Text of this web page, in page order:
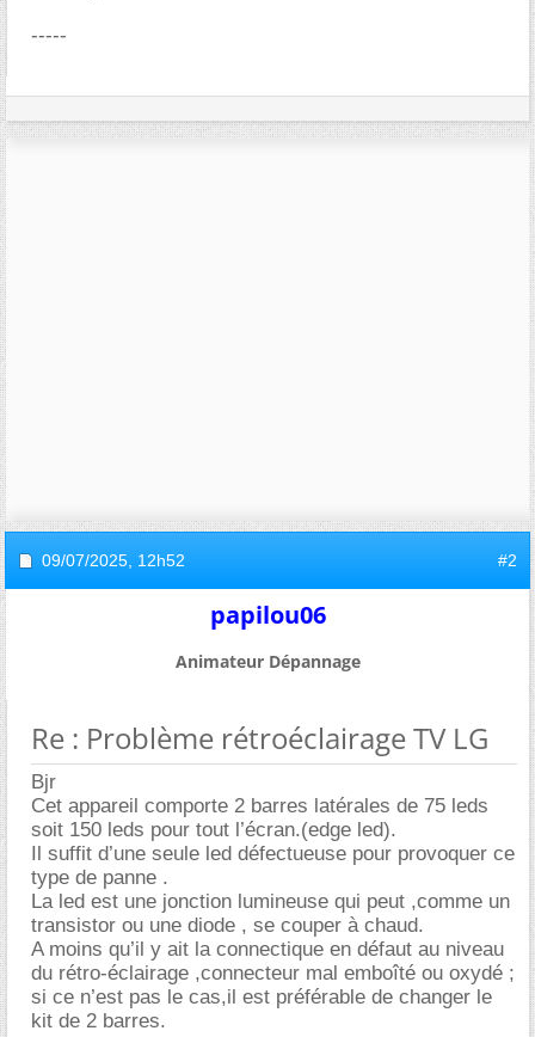
-----
09/07/2025, 12h52 #2
papilou06
Animateur Dépannage
Re : Problème rétroéclairage TV LG
Bjr
Cet appareil comporte 2 barres latérales de 75 leds
soit 150 leds pour tout l’écran.(edge led).
Il suffit d’une seule led défectueuse pour provoquer ce
type de panne .
La led est une jonction lumineuse qui peut ,comme un
transistor ou une diode , se couper à chaud.
A moins qu’il y ait la connectique en défaut au niveau
du rétro-éclairage ,connecteur mal emboîté ou oxydé ;
si ce n’est pas le cas,il est préférable de changer le
kit de 2 barres.